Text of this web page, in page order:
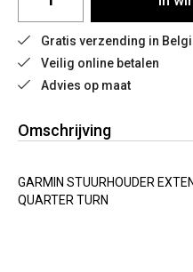
Gratis verzending in
Veilig online betalen
Advies op maat
Omschrijving
GARMIN STUURHOUDER
QUARTER TURN